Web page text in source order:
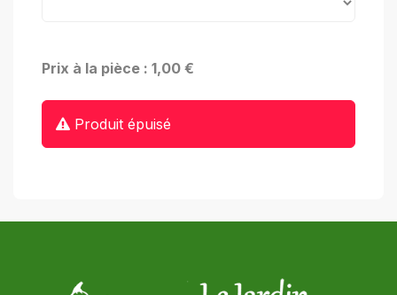
Prix à la pièce : 1,00 €
Produit épuisé